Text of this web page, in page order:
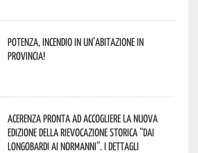
Potenza, incendio in un’abitazione in
provincia!
Acerenza pronta ad accogliere la nuova
edizione della rievocazione storica “Dai
Longobardi ai Normanni”. I dettagli